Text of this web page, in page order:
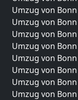
Umzug von
Umzug von
Umzug von
Umzug von
Umzug von
Umzug von
Umzug von
Umzug von